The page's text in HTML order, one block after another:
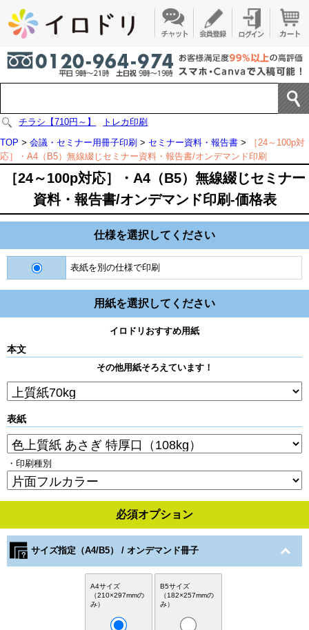
チラシ【710円～】
トレカ印刷
TOP > 会議・セミナー用冊子印刷 > セミナー資料・報告書 >
［24～100p対
応］・A4（B5）無線綴じセミナー資料・報告書/オンデマンド印刷
［24～100p対応］・A4（B5）無線綴じセミナー
資料・報告書/オンデマンド印刷-価格表
仕様を選択してください
表紙を別の仕様で印刷
用紙を選択してください
イロドリおすすめ用紙
本文
その他用紙そろえています！
表紙
・印刷種別
必須オプション
サイズ指定（A4/B5） / オンデマンド冊子
A4サイズ
（210×297mmの
み）
B5サイズ
（182×257mmの
み）